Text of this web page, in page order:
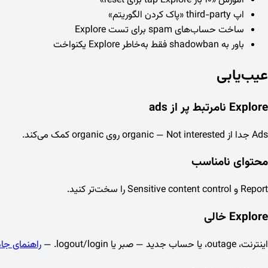
اپ third-party «پاک کردن الگوریتم»
ساخت حساب‌های spam برای تست Explore
باور به shadowban فقط به‌خاطر Explore یکنواخت
عیب‌یابی
Explore نامرتبط پر از ads
Ads جدا از organic — Not interested روی organic کمک می‌کند.
محتوای نامناسب
Report و Sensitive content control را سخت‌تر کنید.
Explore خالی
اینترنت، outage، یا حساب جدید — صبر یا logout/login. — راهنمای